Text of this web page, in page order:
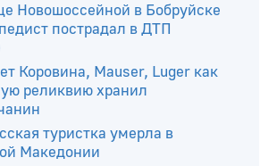
Новошоссейной в Бобруйске
пострадал в ДТП
Коровина, Mauser, Luger как
реликвию хранил
туристка умерла в
Македонии